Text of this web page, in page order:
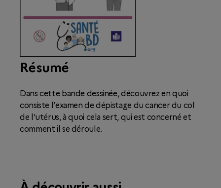
Résumé
Dans cette bande dessinée, découvrez en quoi
consiste l’examen de dépistage du cancer du col
de l’utérus, à quoi cela sert, qui est concerné et
comment il se déroule.